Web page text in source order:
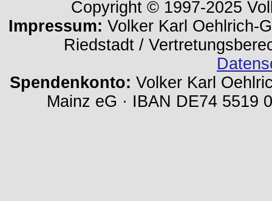
Copyright © 1997-2025
Impressum: Volker Karl Oehlrich-
Riedstadt /
Spendenkonto: Volker Karl
Mainz eG · IBAN DE74 5519